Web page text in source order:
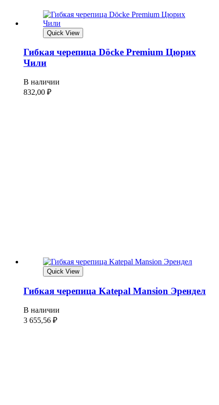
Quick View
Гибкая черепица Döcke Premium Цюрих
Чили
В наличии
832,00 ₽
Quick View
Гибкая черепица Katepal Mansion Эрендел
В наличии
3 655,56 ₽